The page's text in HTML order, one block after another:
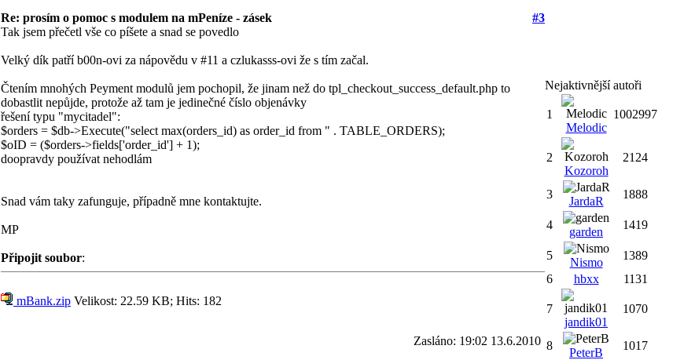
Re: prosím o pomoc s modulem na mPeníze - zásek
#3
Tak jsem přečetl vše co píšete a snad se povedlo
Velký dík patří b00n-ovi za nápovědu v #11 a czlukasss-ovi že s tím začal.
Čtením mnohých Peyment modulů jem pochopil, že jinam než do tpl_checkout_success_default.php to
dobastlit nepůjde, protože až tam je jedinečné číslo objenávky
řešení typu "mycitadel":
$orders = $db->Execute("select max(orders_id) as order_id from " . TABLE_ORDERS);
$oID = ($orders->fields['order_id'] + 1);
doopravdy používat nehodlám
Snad vám taky zafunguje, případně mne kontaktujte.
MP
Připojit soubor:
mBank.zip Velikost: 22.59 KB; Hits: 182
Zasláno: 19:02 13.6.2010
Nejaktivnější autoři
1
Melodic
1002997
2
Kozoroh
2124
3
JardaR
1888
4
garden
1419
5
Nismo
1389
6
hbxx 1131
7
jandik01
1070
8
PeterB
1017